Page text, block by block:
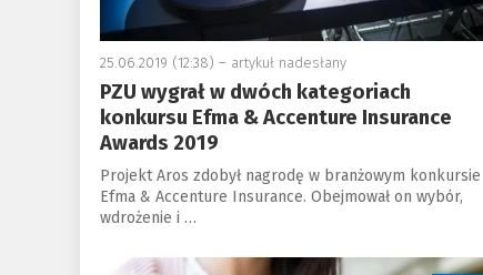
25.06.2019 (12:38) – artykuł nadesłany
PZU wygrał w dwóch kategoriach
konkursu Efma & Accenture Insurance
Awards 2019
Projekt Aros zdobył nagrodę w branżowym konkursie
Efma & Accenture Insurance. Obejmował on wybór,
wdrożenie i …